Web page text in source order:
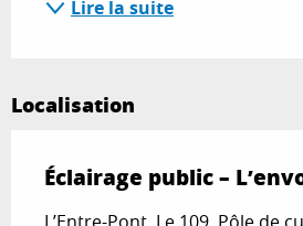
Lire la suite
Localisation
Éclairage public –